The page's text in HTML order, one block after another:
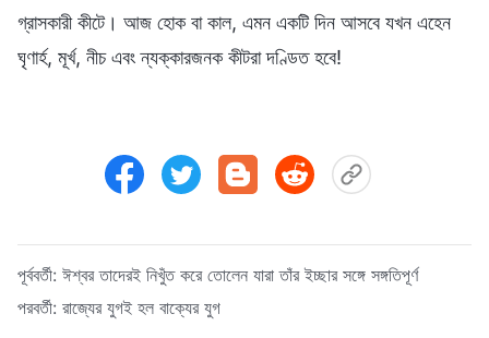
গ্রাসকারী কীটে। আজ হোক বা কাল, এমন একটি দিন আসবে যখন এহেন
ঘৃণার্হ, মূর্খ, নীচ এবং ন্যক্কারজনক কীটরা দণ্ডিত হবে!
পূর্ববর্তী: ঈশ্বর তাদেরই নিখুঁত করে তোলেন যারা তাঁর ইচ্ছার সঙ্গে সঙ্গতিপূর্ণ
পরবর্তী: রাজ্যের যুগই হল বাক্যের যুগ